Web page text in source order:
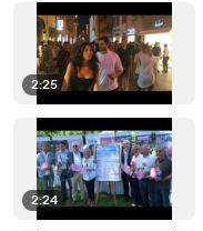
2:25
2:24